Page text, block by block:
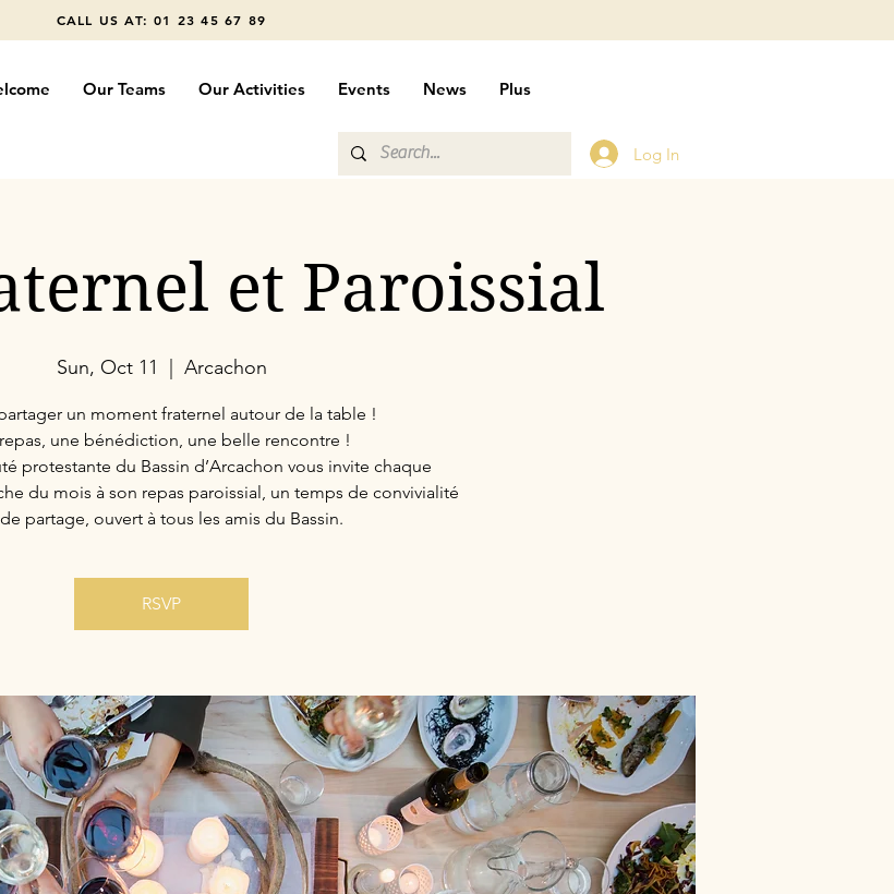
CALL US AT: 01 23 45 67 89
Our Teams Our Activities Events News Plus
Log In
et Paroissial
Sun, Oct 11 Arcachon
un moment fraternel autour de la table !
une bénédiction, une belle rencontre !
protestante du Bassin d’Arcachon vous invite chaque
du mois à son repas paroissial, un temps de convivialité
partage, ouvert à tous les amis du Bassin.
RSVP